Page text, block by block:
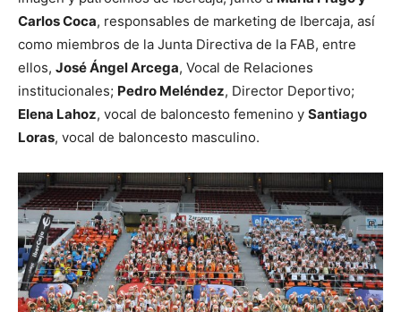
Carlos Coca, responsables de marketing de Ibercaja, así
como miembros de la Junta Directiva de la FAB, entre
ellos, José Ángel Arcega, Vocal de Relaciones
institucionales; Pedro Meléndez, Director Deportivo;
Elena Lahoz, vocal de baloncesto femenino y Santiago
Loras, vocal de baloncesto masculino.